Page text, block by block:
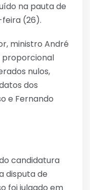
na pauta de
(26).
ministro André
proporcional
nulos,
dos
e Fernando
candidatura
disputa de